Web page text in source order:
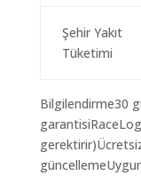
Şehir Yakıt
Tüketimi
Bilgilendirme30